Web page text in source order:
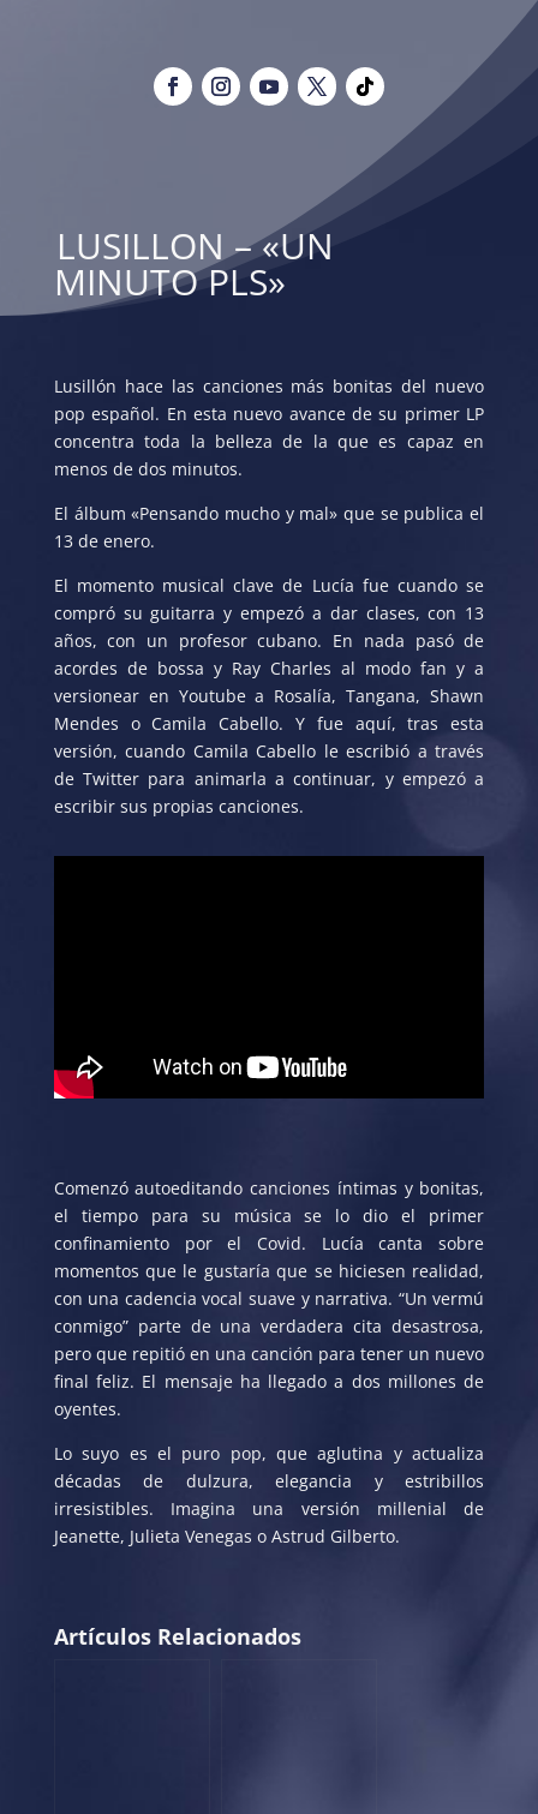
LUSILLON – «UN
MINUTO PLS»
Lusillón hace las canciones más bonitas del nuevo
pop español. En esta nuevo avance de su primer LP
concentra toda la belleza de la que es capaz en
menos de dos minutos.
El álbum «Pensando mucho y mal» que se publica el
13 de enero.
El momento musical clave de Lucía fue cuando se
compró su guitarra y empezó a dar clases, con 13
años, con un profesor cubano. En nada pasó de
acordes de bossa y Ray Charles al modo fan y a
versionear en Youtube a Rosalía, Tangana, Shawn
Mendes o Camila Cabello. Y fue aquí, tras esta
versión, cuando Camila Cabello le escribió a través
de Twitter para animarla a continuar, y empezó a
escribir sus propias canciones.
Comenzó autoeditando canciones íntimas y bonitas,
el tiempo para su música se lo dio el primer
confinamiento por el Covid. Lucía canta sobre
momentos que le gustaría que se hiciesen realidad,
con una cadencia vocal suave y narrativa. “Un vermú
conmigo” parte de una verdadera cita desastrosa,
pero que repitió en una canción para tener un nuevo
final feliz. El mensaje ha llegado a dos millones de
oyentes.
Lo suyo es el puro pop, que aglutina y actualiza
décadas de dulzura, elegancia y estribillos
irresistibles. Imagina una versión millenial de
Jeanette, Julieta Venegas o Astrud Gilberto.
Artículos Relacionados